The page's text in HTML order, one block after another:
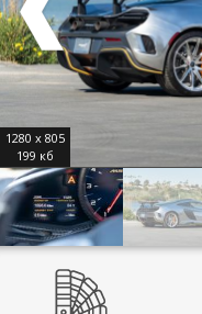
1280 x 805
199 кб